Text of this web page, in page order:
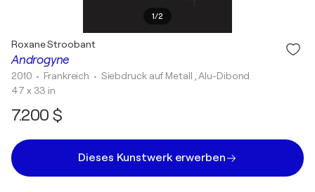
1/2
Androgyne
Roxane Stroobant
2010 • Frankreich • Siebdruck auf Metall , Alu-Dibond
47 x 33 in
7.200 $
Dieses Kunstwerk erwerben